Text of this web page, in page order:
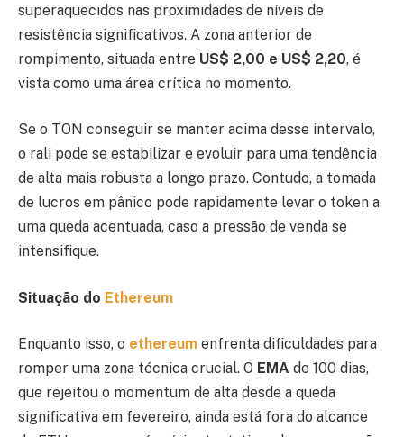
superaquecidos nas proximidades de níveis de
resistência significativos. A zona anterior de
rompimento, situada entre US$ 2,00 e US$ 2,20, é
vista como uma área crítica no momento.
Se o TON conseguir se manter acima desse intervalo,
o rali pode se estabilizar e evoluir para uma tendência
de alta mais robusta a longo prazo. Contudo, a tomada
de lucros em pânico pode rapidamente levar o token a
uma queda acentuada, caso a pressão de venda se
intensifique.
Situação do Ethereum
Enquanto isso, o ethereum enfrenta dificuldades para
romper uma zona técnica crucial. O EMA de 100 dias,
que rejeitou o momentum de alta desde a queda
significativa em fevereiro, ainda está fora do alcance